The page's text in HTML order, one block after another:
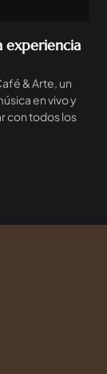
experiencia
& Arte, un
en vivo y
con todos los